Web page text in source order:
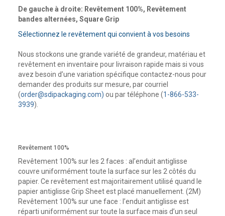
De gauche à droite: Revêtement 100%, Revêtement
bandes alternées, Square Grip
Sélectionnez le revêtement qui convient à vos besoins
Nous stockons une grande variété de grandeur, matériau et
revêtement en inventaire pour livraison rapide mais si vous
avez besoin d’une variation spécifique contactez-nous pour
demander des produits sur mesure, par courriel
(order@sdipackaging.com) ou par téléphone (1-866-533-
3939).
Revêtement 100%
Revêtement 100% sur les 2 faces : al’enduit antiglisse
couvre uniformément toute la surface sur les 2 côtés du
papier. Ce revêtement est majoritairement utilisé quand le
papier antiglisse Grip Sheet est placé manuellement. (2M)
Revêtement 100% sur une face : l’enduit antiglisse est
réparti uniformément sur toute la surface mais d’un seul